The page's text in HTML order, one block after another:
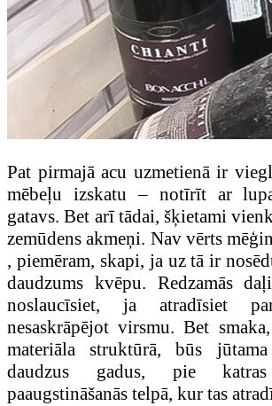
Pat pirmajā acu uzmetienā ir
mēbeļu izskatu – notīrīt ar
gatavs. Bet arī tādai, šķietami
zemūdens akmeņi. Nav vērts
, piemēram, skapi, ja uz tā ir
daudzums kvēpu. Redzamās
noslaucīsiet, ja atradīsiet
nesaskrāpējot virsmu. Bet
materiāla struktūrā, būs
daudzus gadus, pie katras
paaugstināšanās telpā, kur tas